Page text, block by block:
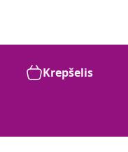
Krepšelis